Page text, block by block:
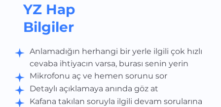
YZ Hap
Bilgiler
Anlamadığın herhangi bir yerle ilgili çok hızlı
cevaba ihtiyacın varsa, burası senin yerin
Mikrofonu aç ve hemen sorunu sor
Detaylı açıklamaya anında göz at
Kafana takılan soruyla ilgili devam sorularına